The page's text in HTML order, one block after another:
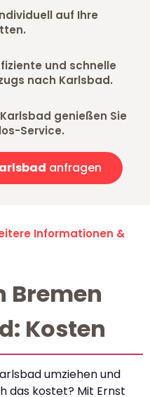
auf Ihre
und schnelle
nach Karlsbad.
genießen Sie
Service.
anfragen
Informationen &
Bremen
Kosten
umziehen und
das kostet? Mit Ernst